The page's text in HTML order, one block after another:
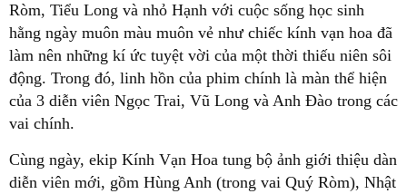
Ròm, Tiểu Long và nhỏ Hạnh với cuộc sống học sinh
hằng ngày muôn màu muôn vẻ như chiếc kính vạn hoa đã
làm nên những kí ức tuyệt vời của một thời thiếu niên sôi
động. Trong đó, linh hồn của phim chính là màn thể hiện
của 3 diễn viên Ngọc Trai, Vũ Long và Anh Đào trong các
vai chính.
Cùng ngày, ekip Kính Vạn Hoa tung bộ ảnh giới thiệu dàn
diễn viên mới, gồm Hùng Anh (trong vai Quý Ròm), Nhật